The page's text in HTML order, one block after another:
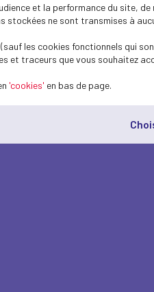
et la performance du site,
ne sont transmises à
les cookies fonctionnels qui
traceurs que vous souhaitez
'cookies' en bas de page.